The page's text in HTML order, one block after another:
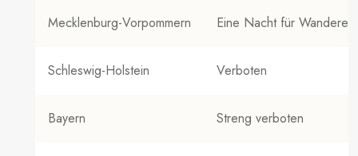
Mecklenburg-Vorpommern Eine Nacht für Wanderer
Schleswig-Holstein Verboten
Bayern Streng verboten